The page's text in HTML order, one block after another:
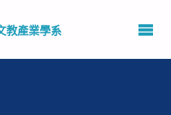
教產業學系